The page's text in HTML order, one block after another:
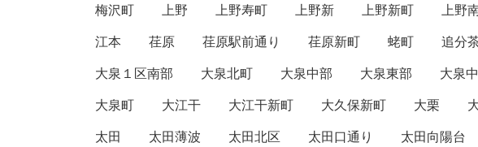
梅沢町
上野 上野寿町 上野新 上野新町 上野
江本
荏原 荏原駅前通り 荏原新町 蛯町 追分
大泉１区南部
大泉北町 大泉中部 大泉東部 大泉
大泉町
大江干 大江干新町 大久保新町 大栗
太田
太田薄波 太田北区 太田口通り 太田向陽台